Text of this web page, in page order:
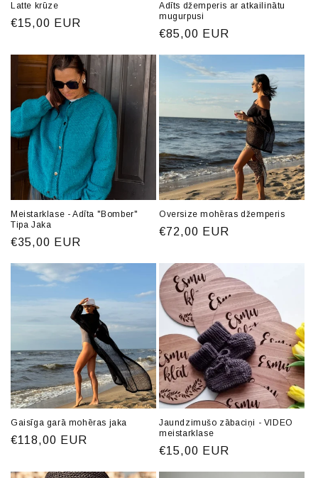
Latte krūze
Parastā
€15,00 EUR
Adīts džemperis ar atkailinātu
mugurpusi
Parastā
€85,00 EUR
Meistarklase - Adīta "Bomber"
Tipa Jaka
Parastā
€35,00 EUR
Oversize mohēras džemperis
Parastā
€72,00 EUR
Gaisīga garā mohēras jaka
Parastā
€118,00 EUR
Jaundzimušo zābaciņi - VIDEO
meistarklase
Parastā
€15,00 EUR